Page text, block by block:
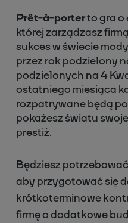
Prêt-à-porterto gra o
której zarządzasz
sukces w świecie
przez rok podzielony
podzielonych na 4
ostatniego miesiąca
rozpatrywane będą
pokażesz światu
prestiż.
Będziesz
aby przygotować się
krótkoterminowe
firmę o dodatkowe